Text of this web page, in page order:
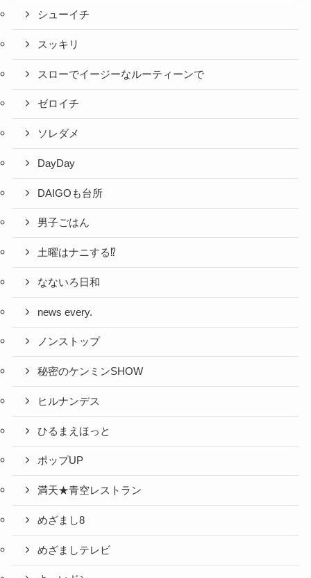
シューイチ
スッキリ
スローでイージーなルーティーンで
ゼロイチ
ソレダメ
DayDay
DAIGOも台所
男子ごはん
土曜はナニする⁉
なないろ日和
news every.
ノンストップ
秘密のケンミンSHOW
ヒルナンデス
ひるまえほっと
ポップUP
満天★青空レストラン
めざまし8
めざましテレビ